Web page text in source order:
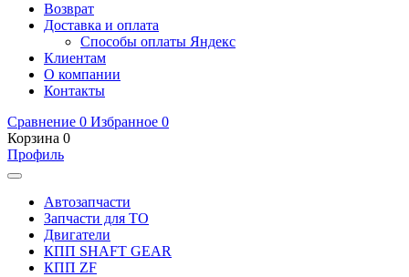
Возврат
Доставка и оплата
Способы оплаты Яндекс
Клиентам
О компании
Контакты
Сравнение 0 Избранное 0
Корзина 0
Профиль
Автозапчасти
Запчасти для ТО
Двигатели
КПП SHAFT GEAR
КПП ZF